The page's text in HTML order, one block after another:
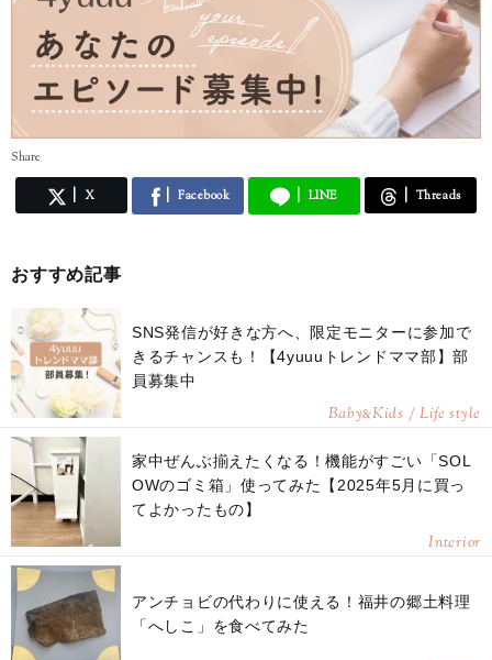
Share
X Facebook LINE Threads
おすすめ記事
SNS発信が好きな方へ、限定モニターに参加で
きるチャンスも！【4yuuuトレンドママ部】部
員募集中
Baby&Kids / Life style
家中ぜんぶ揃えたくなる！機能がすごい「SOL
OWのゴミ箱」使ってみた【2025年5月に買っ
てよかったもの】
Interior
アンチョビの代わりに使える！福井の郷土料理
「へしこ」を食べてみた